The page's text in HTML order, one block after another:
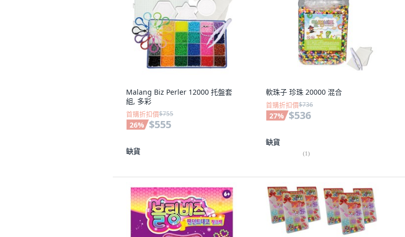
Malang Biz Perler 12000 托盤套
組, 多彩
首購折扣價$755
26% $555
缺貨
軟珠子 珍珠 20000 混合
首購折扣價$736
27% $536
缺貨
(1)